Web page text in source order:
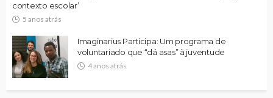
contexto escolar’
5 anos atrás
Imaginarius Participa: Um programa de
voluntariado que “dá asas” à juventude
4 anos atrás